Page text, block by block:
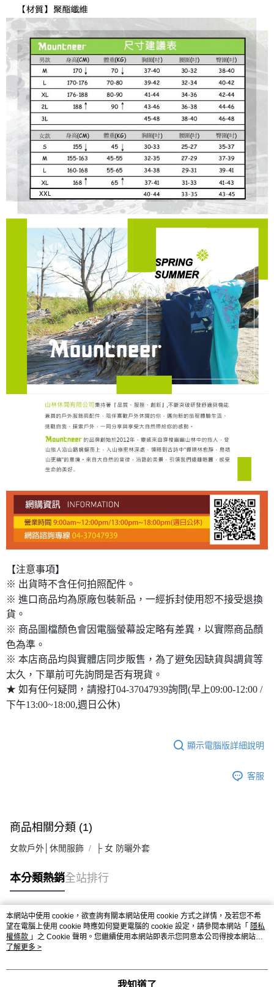
【注意事項】
※ 出貨時不含任何拍照配件。
※ 進口商品均為原廠包裝新品，一經拆封使用恕不接受退換
貨。
※ 商品圖檔顏色會因電腦螢幕設定略有差異，以實際商品顏
色為準。
※ 本店商品均與實體店同步販售，為了避免因缺貨與調貨等
太久，下單前可先詢問是否有現貨。
★ 如有任何疑問，請撥打04-37047939詢問(早上09:00-12:00 /
下午13:00~18:00,週日公休)
顯示電腦版詳細說明
客服
商品相關分類 (1)
女款戶外│休閒服飾 ├ 女 防曬外套
本分類熱銷全站排行
熱門標籤
本網站中使用 cookie，欲查詢有關本網站使用 cookie 方式之詳情，及若您不希
望在電腦上使用 cookie 時應如何變更電腦的 cookie 設定，請參閱本網站「 隱私
權條款 」之 Cookie 聲明。您繼續使用本網站即表示您同意本公司得按本網站使
用條款之 Cookie 聲明使用 cookie。
了解更多 >
我知道了